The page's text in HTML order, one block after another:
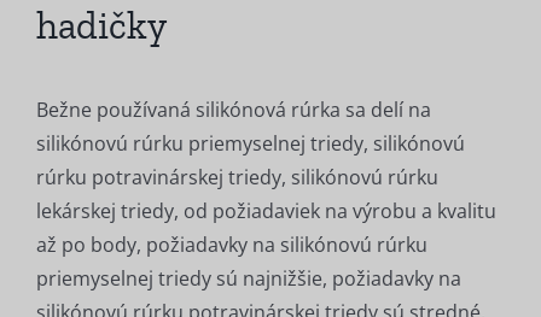
hadičky
Bežne používaná silikónová rúrka sa delí na
silikónovú rúrku priemyselnej triedy, silikónovú
rúrku potravinárskej triedy, silikónovú rúrku
lekárskej triedy, od požiadaviek na výrobu a kvalitu
až po body, požiadavky na silikónovú rúrku
priemyselnej triedy sú najnižšie, požiadavky na